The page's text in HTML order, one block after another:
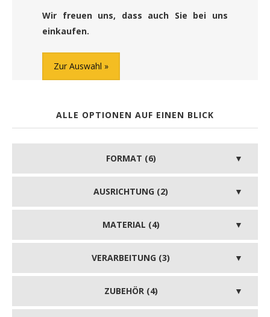
Wir freuen uns, dass auch Sie bei uns
einkaufen.
Zur Auswahl
ALLE OPTIONEN AUF EINEN BLICK
FORMAT (6)
AUSRICHTUNG (2)
MATERIAL (4)
VERARBEITUNG (3)
ZUBEHÖR (4)